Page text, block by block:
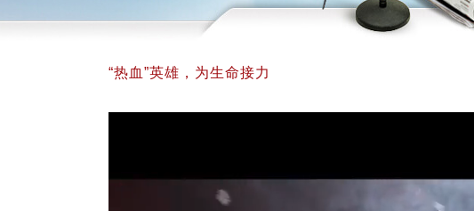
“热血”英雄，为生命接力